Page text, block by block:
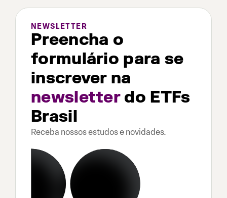
NEWSLETTER
Preencha o
formulário para se
inscrever na
newsletterdo ETFs
Brasil
Receba nossos estudos e novidades.